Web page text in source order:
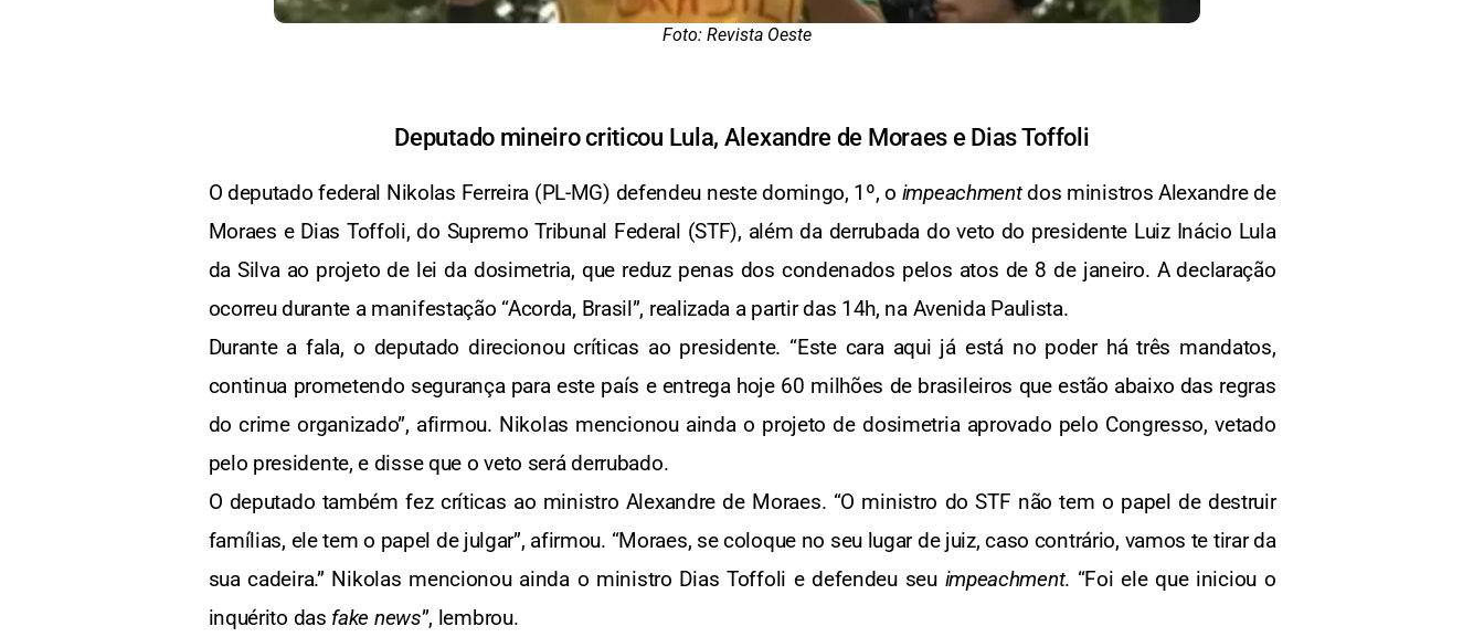
Foto: Revista Oeste
Deputado mineiro criticou Lula, Alexandre de Moraes e Dias Toffoli
O deputado federal Nikolas Ferreira (PL-MG) defendeu neste domingo, 1º, o impeachmentdos ministros Alexandre de
Moraes e Dias Toffoli, do Supremo Tribunal Federal (STF), além da derrubada do veto do presidente Luiz Inácio Lula
da Silva ao projeto de lei da dosimetria, que reduz penas dos condenados pelos atos de 8 de janeiro. A declaração
ocorreu durante a manifestação “Acorda, Brasil”, realizada a partir das 14h, na Avenida Paulista.
Durante a fala, o deputado direcionou críticas ao presidente. “Este cara aqui já está no poder há três mandatos,
continua prometendo segurança para este país e entrega hoje 60 milhões de brasileiros que estão abaixo das regras
do crime organizado”, afirmou. Nikolas mencionou ainda o projeto de dosimetria aprovado pelo Congresso, vetado
pelo presidente, e disse que o veto será derrubado.
O deputado também fez críticas ao ministro Alexandre de Moraes. “O ministro do STF não tem o papel de destruir
famílias, ele tem o papel de julgar”, afirmou. “Moraes, se coloque no seu lugar de juiz, caso contrário, vamos te tirar da
sua cadeira.” Nikolas mencionou ainda o ministro Dias Toffoli e defendeu seu impeachment. “Foi ele que iniciou o
inquérito das fake news”, lembrou.